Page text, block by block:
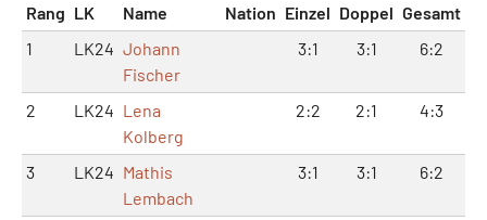
Rang LK Name Nation Einzel Doppel Gesamt
1
LK24 Johann
Fischer
3:1 3:1 6:2
2 LK24 Lena
Kolberg
2:2 2:1 4:3
3 LK24 Mathis
Lembach
3:1 3:1 6:2